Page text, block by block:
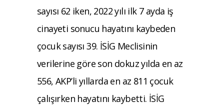
sayısı 62 iken, 2022 yılı ilk 7 ayda iş
cinayeti sonucu hayatını kaybeden
çocuk sayısı 39. İSİG Meclisinin
verilerine göre son dokuz yılda en az
556, AKP’li yıllarda en az 811 çocuk
çalışırken hayatını kaybetti. İSİG